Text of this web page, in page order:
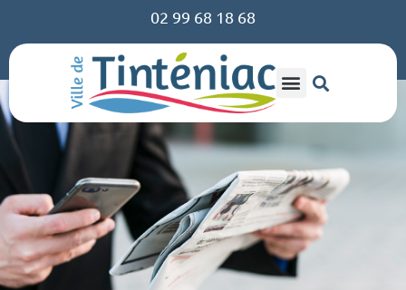
02 99 68 18 68